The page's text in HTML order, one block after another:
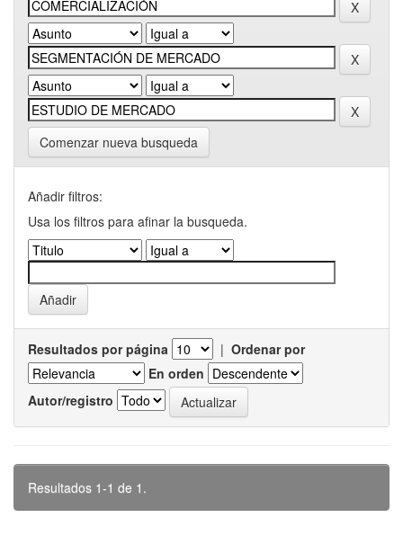
Comenzar nueva busqueda
Añadir filtros:
Usa los filtros para afinar la busqueda.
Resultados por página | Ordenar por
En orden
Autor/registro
Resultados 1-1 de 1.